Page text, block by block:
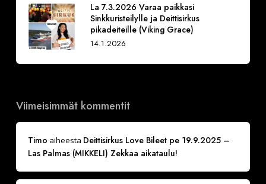
La 7.3.2026 Varaa paikkasi
Sinkkuristeilylle ja Deittisirkus
pikadeiteille (Viking Grace)
14.1.2026
Viimeisimmät kommentit
Timo aiheesta Deittisirkus Love Bileet pe 19.9.2025 –
Las Palmas (MIKKELI) Zekkaa aikataulu!